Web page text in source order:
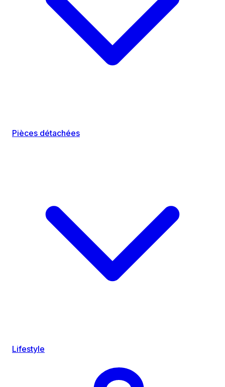
Pièces détachées
Lifestyle